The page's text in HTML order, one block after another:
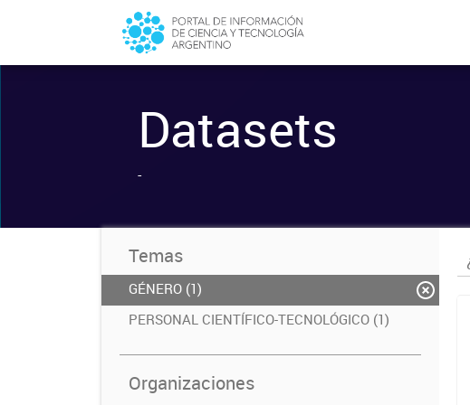
Datasets
-
Temas
GÉNERO (1)
PERSONAL CIENTÍFICO-TECNOLÓGICO (1)
Organizaciones